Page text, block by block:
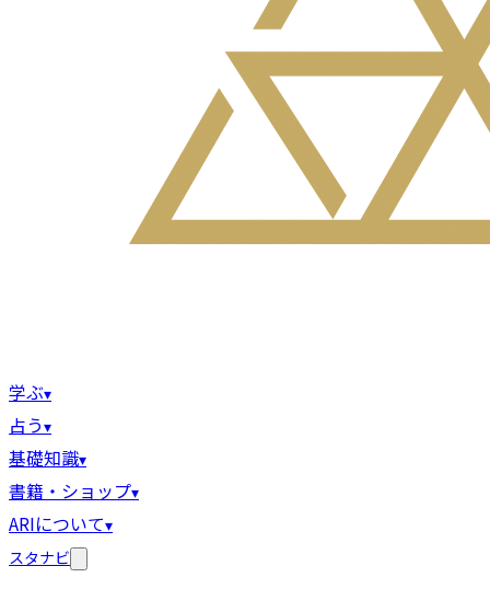
学ぶ▾
占う▾
基礎知識▾
書籍・ショップ▾
ARIについて▾
スタナビ